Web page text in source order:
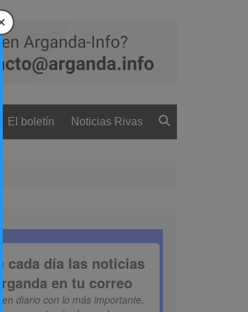
El boletín Noticias Rivas